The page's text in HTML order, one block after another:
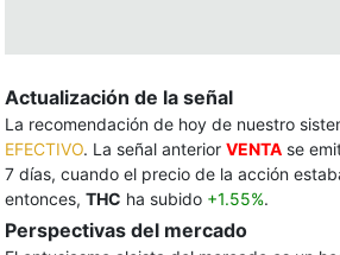
Actualización de la señal
La recomendación de hoy de nuestro
EFECTIVO. La señal anterior VENTA se
7 días, cuando el precio de la acción
entonces, THC ha subido +1.55%.
Perspectivas del mercado